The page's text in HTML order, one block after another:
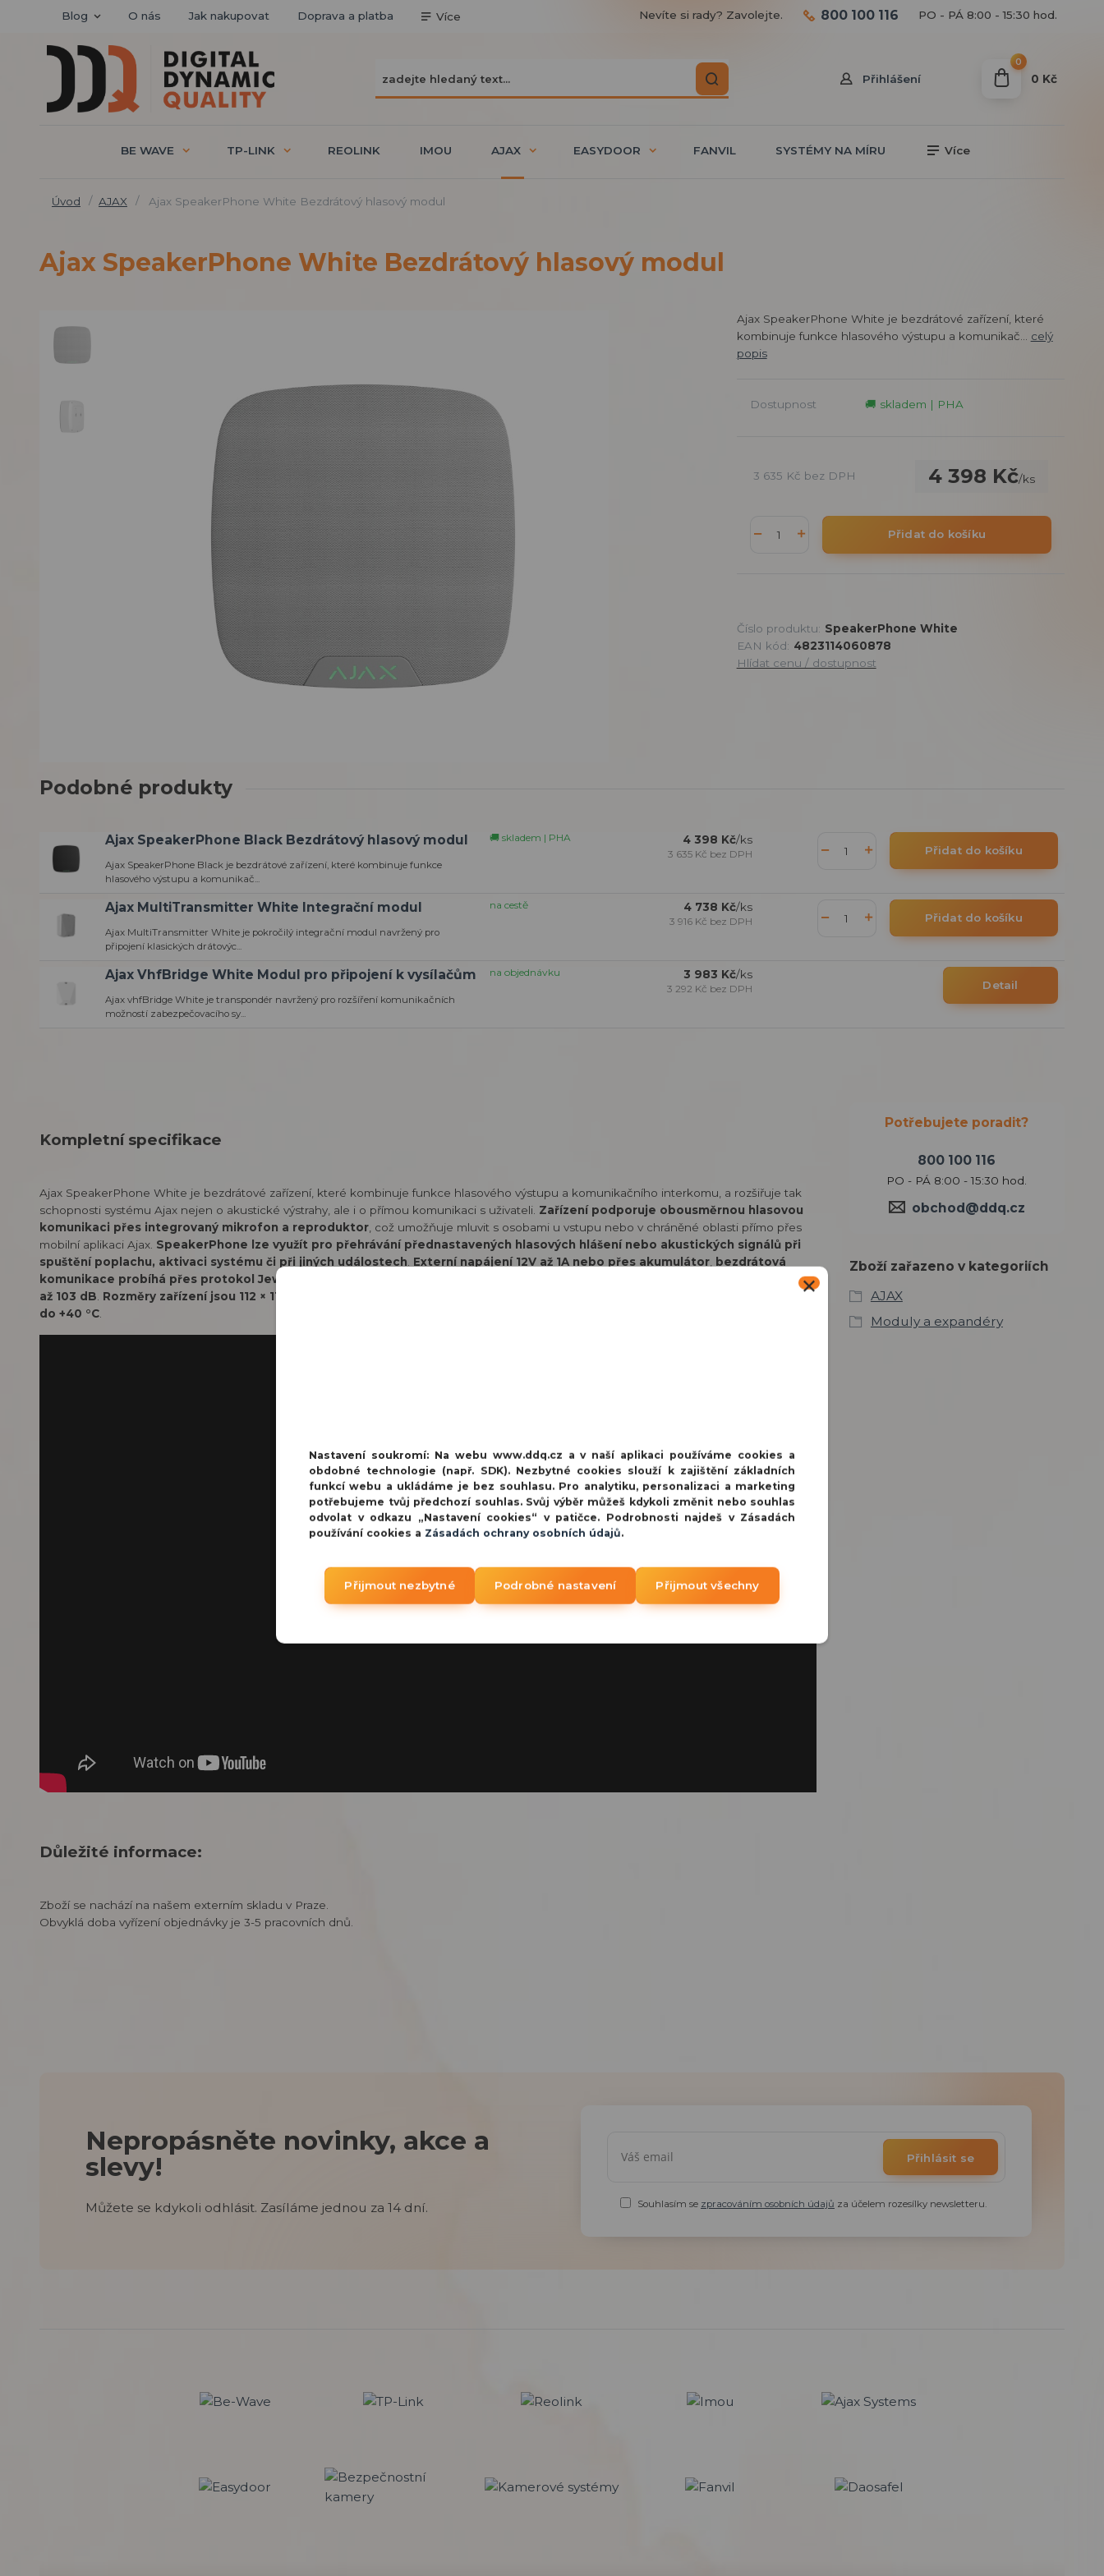
Blog O nás Jak nakupovat Doprava a platba Více
Přihlášení
Nevíte si rady? Zavolejte. 800 100 116 PO - PÁ 8:00 - 15:30 hod.
0
0 Kč
BE WAVE TP-LINK REOLINK IMOU AJAX EASYDOOR FANVIL SYSTÉMY NA MÍRU Více
Úvod AJAX Ajax SpeakerPhone White Bezdrátový hlasový modul
Ajax SpeakerPhone White Bezdrátový hlasový modul
Ajax SpeakerPhone White je bezdrátové zařízení, které
kombinuje funkce hlasového výstupu a komunikač... celý
popis
Dostupnost 🚚 skladem | PHA
4 398 Kč/ks
3 635 Kč bez DPH
Přidat do košíku
Číslo produktu: SpeakerPhone White
EAN kód: 4823114060878
Hlídat cenu / dostupnost
Podobné produkty
Ajax SpeakerPhone Black Bezdrátový hlasový modul
Ajax SpeakerPhone Black je bezdrátové zařízení, které kombinuje funkce
hlasového výstupu a komunikač...
4 398 Kč/ks
3 635 Kč bez DPH
🚚 skladem | PHA
Přidat do košíku
Ajax MultiTransmitter White Integrační modul
Ajax MultiTransmitter White je pokročilý integrační modul navržený pro
připojení klasických drátovýc...
4 738 Kč/ks
3 916 Kč bez DPH
na cestě
Přidat do košíku
Ajax VhfBridge White Modul pro připojení k vysílačům
Ajax vhfBridge White je transpondér navržený pro rozšíření komunikačních
možností zabezpečovacího sy...
3 983 Kč/ks
3 292 Kč bez DPH
na objednávku
Detail
Kompletní specifikace
Ajax SpeakerPhone White je bezdrátové zařízení, které kombinuje funkce hlasového výstupu a komunikačního interkomu, a rozšiřuje tak
schopnosti systému Ajax nejen o akustické výstrahy, ale i o přímou komunikaci s uživateli. Zařízení podporuje obousměrnou hlasovou
komunikaci přes integrovaný mikrofon a reproduktor , což umožňuje mluvit s osobami u vstupu nebo v chráněné oblasti přímo přes
mobilní aplikaci Ajax. SpeakerPhone lze využít pro přehrávání přednastavených hlasových hlášení nebo akustických signálů při
spuštění poplachu, aktivaci systému či při jiných událostech Externí napájení 12V až 1A nebo přes akumulátor
bezdrátová
komunikace probíhá přes protokol Jeweller s dosahem až 1700 metrů ve volném prostoru
Hlasitost reproduktoru dosahuje
až 103 dB Rozměry zařízení jsou 112 × 112 × 41,5 mm a hmotnost 270 g
provozní teplota se pohybuje od 0 °C
do +40 °C
Důležité informace:
Zboží se nachází na našem externím skladu v Praze.
Obvyklá doba vyřízení objednávky je 3-5 pracovních dnů.
Potřebujete poradit?
800 100 116
PO - PÁ 8:00 - 15:30 hod.
obchod@ddq.cz
Zboží zařazeno v kategoriích
AJAX
Moduly a expandéry
Nepropásněte novinky, akce a
slevy!
Můžete se kdykoli odhlásit. Zasíláme jednou za 14 dní.
Přihlásit se
Souhlasím se zpracováním osobních údajů za účelem rozesílky newsletteru.
Nastavení soukromí: Na webu www.ddq.cz a v naší aplikaci používáme cookies a
obdobné technologie (např. SDK). Nezbytné cookies slouží k zajištění základních
funkcí webu a ukládáme je bez souhlasu. Pro analytiku, personalizaci a marketing
potřebujeme tvůj předchozí souhlas. Svůj výběr můžeš kdykoli změnit nebo souhlas
odvolat v odkazu „Nastavení cookies“ v patičce. Podrobnosti najdeš v Zásadách
používání cookies a Zásadách ochrany osobních údajů.
Přijmout nezbytné Podrobné nastavení Přijmout všechny